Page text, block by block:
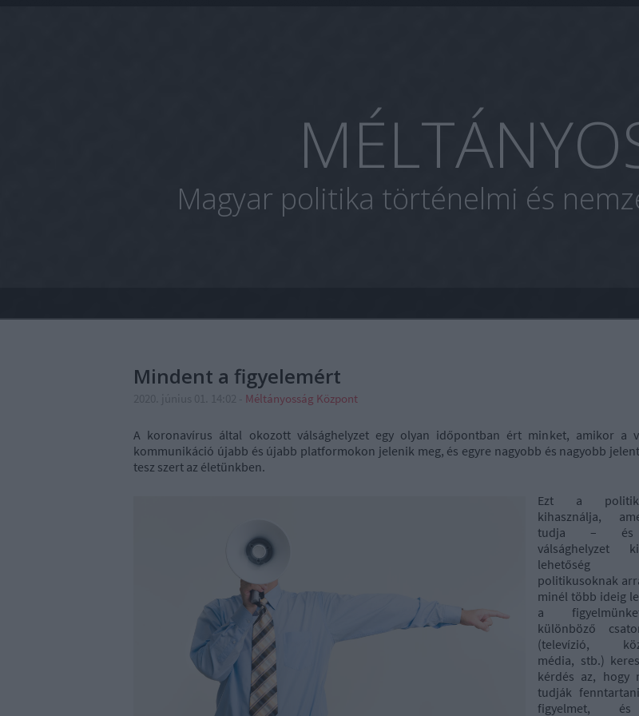
Magyar politika történelmi és
Mindent a figyelemért
Méltányosság Központ
A koronavírus által okozott válsághelyzet egy olyan időpontban ért minket, amikor a
kommunikáció újabb és újabb platformokon jelenik meg, és egyre nagyobb és nagyobb
tesz szert az életünkben.
Ezt a
kihasználja,
tudja – és
válsághelyzet
politikusoknak
minél több ideig
a
különböző
(televízió,
média, stb.)
kérdés az, hogy
tudják
figyelmet,